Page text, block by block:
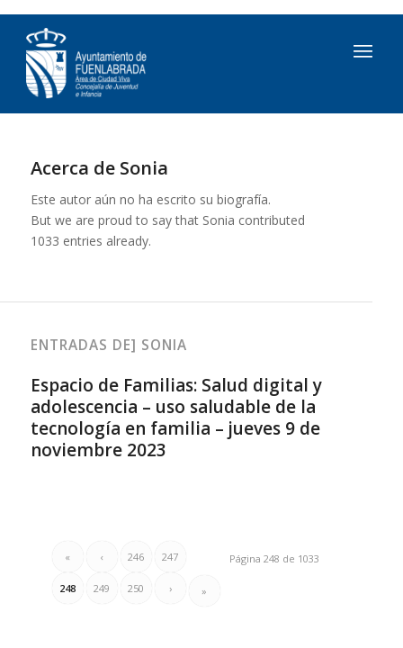
Acerca de Sonia
Este autor aún no ha escrito su biografía.
But we are proud to say that Sonia contributed
1033 entries already.
ENTRADAS DE] SONIA
Espacio de Familias: Salud digital y
adolescencia – uso saludable de la
tecnología en familia – jueves 9 de
noviembre 2023
Página 248 de 1033
« ‹ 246 247
248 249 250 › »